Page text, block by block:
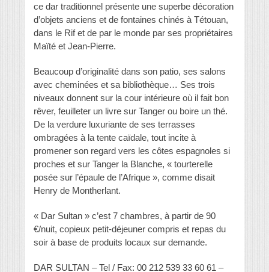
ce dar traditionnel présente une superbe décoration
d’objets anciens et de fontaines chinés à Tétouan,
dans le Rif et de par le monde par ses propriétaires
Maïté et Jean-Pierre.
Beaucoup d’originalité dans son patio, ses salons
avec cheminées et sa bibliothèque… Ses trois
niveaux donnent sur la cour intérieure où il fait bon
rêver, feuilleter un livre sur Tanger ou boire un thé.
De la verdure luxuriante de ses terrasses
ombragées à la tente caïdale, tout incite à
promener son regard vers les côtes espagnoles si
proches et sur Tanger la Blanche, « tourterelle
posée sur l’épaule de l’Afrique », comme disait
Henry de Montherlant.
« Dar Sultan » c’est 7 chambres, à partir de 90
€/nuit, copieux petit-déjeuner compris et repas du
soir à base de produits locaux sur demande.
DAR SULTAN – Tel / Fax: 00 212 539 33 60 61 –